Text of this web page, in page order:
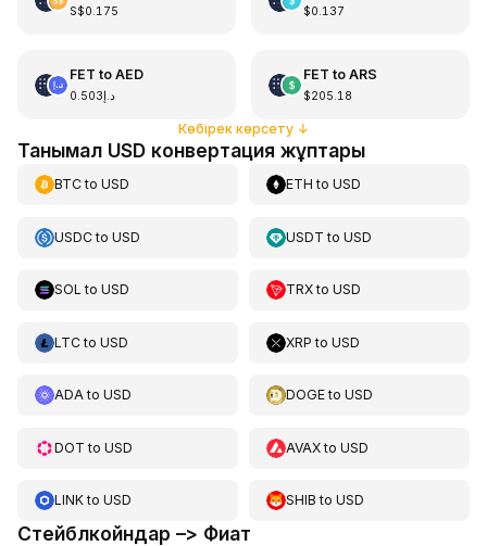
S$0.175 $0.137
FET to AED
د.إ0.503
FET to ARS
$205.18
Көбірек көрсету↓
Танымал USD конвертация жұптары
BTCto USD ETH toUSD
USDCto USD USDT toUSD
SOL to USD TRXtoUSD
LTCto USD XRP toUSD
ADAto USD DOGEtoUSD
DOT to USD AVAXtoUSD
LINKto USD SHIB toUSD
Стейблкойндар –> Фиат